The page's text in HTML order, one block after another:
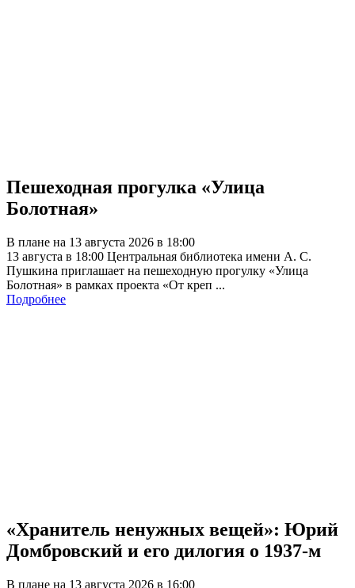
Пешеходная прогулка «Улица
Болотная»
В плане на 13 августа 2026 в 18:00
13 августа в 18:00 Центральная библиотека имени А. С.
Пушкина приглашает на пешеходную прогулку «Улица
Болотная» в рамках проекта «От креп ...
Подробнее
«Хранитель ненужных вещей»: Юрий
Домбровский и его дилогия о 1937-м
В плане на 13 августа 2026 в 16:00